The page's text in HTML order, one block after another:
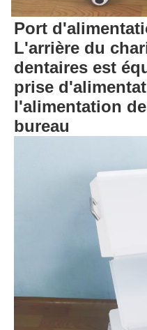
Port
L'arrière du
dentaires est
prise
l'alimentation
bureau